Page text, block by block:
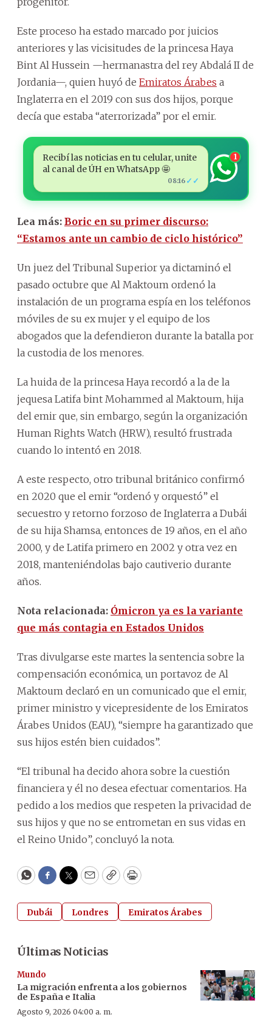
Este proceso ha estado marcado por juicios
anteriores y las vicisitudes de la princesa Haya
Bint Al Hussein —hermanastra del rey Abdalá II de
Jordania—, quien huyó de Emiratos Árabes a
Inglaterra en el 2019 con sus dos hijos, porque
decía que estaba “aterrorizada” por el emir.
Recibí las noticias en tu celular, unite
al canal de ÚH en WhatsApp 🤩
08:16 ✓✓
1
Lea más: Boric en su primer discurso:
“Estamos ante un cambio de ciclo histórico”
Un juez del Tribunal Superior ya dictaminó el
pasado octubre que Al Maktoum ordenó la
instalación de un programa espía en los teléfonos
móviles de su ex mujer y el equipo de los
abogados que la defendieron durante la batalla por
la custodia de los menores.
La huida de la princesa Haya recordó a la de la
jequesa Latifa bint Mohammed al Maktoum, hija
del emir que, sin embargo, según la organización
Human Rights Watch (HRW), resultó frustrada
cuando lo intentó en 2018.
A este respecto, otro tribunal británico confirmó
en 2020 que el emir “ordenó y orquestó” el
secuestro y retorno forzoso de Inglaterra a Dubái
de su hija Shamsa, entonces de 19 años, en el año
2000, y de Latifa primero en 2002 y otra vez en
2018, manteniéndolas bajo cautiverio durante
años.
Nota relacionada: Ómicron ya es la variante
que más contagia en Estados Unidos
Tras divulgarse este martes la sentencia sobre la
compensación económica, un portavoz de Al
Maktoum declaró en un comunicado que el emir,
primer ministro y vicepresidente de los Emiratos
Árabes Unidos (EAU), “siempre ha garantizado que
sus hijos estén bien cuidados”.
“El tribunal ha decido ahora sobre la cuestión
financiera y él no desea efectuar comentarios. Ha
pedido a los medios que respeten la privacidad de
sus hijos y que no se entrometan en sus vidas en
el Reino Unido”, concluyó la nota.
WhatsApp
Facebook
Twitter
EmailCopyPrint
Dubái Londres Emiratos Árabes
Últimas Noticias
Mundo
La migración enfrenta a los gobiernos
de España e Italia
Agosto 9, 2026 04:00 a. m.